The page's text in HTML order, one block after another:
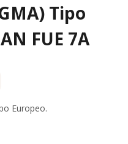
Tipo
FUE 7A
Europeo.